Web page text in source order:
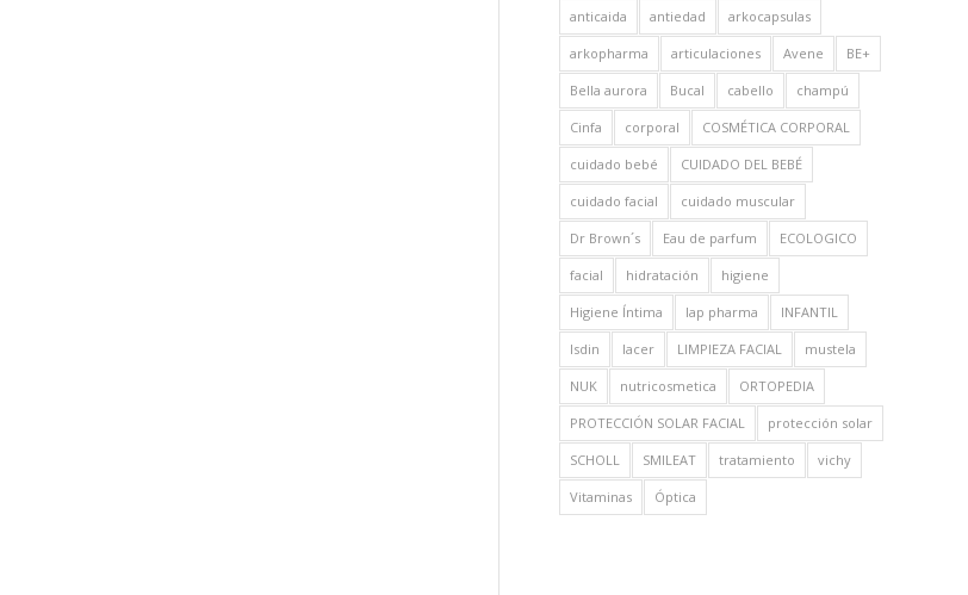
anticaida antiedad arkocapsulas
arkopharma articulaciones Avene BE+
Bella aurora Bucal cabello champú
Cinfa corporal COSMÉTICA CORPORAL
cuidado bebé CUIDADO DEL BEBÉ
cuidado facial cuidado muscular
Dr Brown´s Eau de parfum ECOLOGICO
facial hidratación higiene
Higiene Íntima Iap pharma INFANTIL
Isdin lacer LIMPIEZA FACIAL mustela
NUK nutricosmetica ORTOPEDIA
PROTECCIÓN SOLAR FACIAL protección solar
SCHOLL SMILEAT tratamiento vichy
Vitaminas Óptica